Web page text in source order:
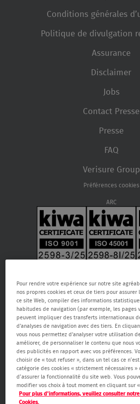
Conditions générales
Politique de divulgation
Assurance
Disclaimer
Jobs
Contact Presse
Presse
FAQ
Verisure Group
Préférences cookies
ARC
Verisure SA, Rue de la Fusée 66, 1130 Bruxelles,
email: care@verisure.be, n° de téléphone:
gardiennage, de systèmes d’alarmes et caméra
Autorité de surveillance Service public fédéral
Direction générale Sécurité & Prévention
Bruxelles,www.besafe.be)
Pour rendre votre expérience sur notre site
nos propres cookies et ceux de tiers pour
ce site Web, compiler des informations
habitudes de navigation (par exemple, les pages
peuvent impliquer des transferts internationaux
d'analyses de navigation avec des tiers. En
vous nous permettez d'analyser votre utilisation
améliorer, de personnaliser le contenu que nous
des publicités en rapport avec vos préférences.
choisir de « tout refuser », dans un tel cas ce
catégorie des cookies « strictement nécessaires
d’assurer la fonctionnalité du site web. Vous
modifier vos choix à tout moment en cliquant sur
Pour plus d'informations, veuillez consulter
Cookies.